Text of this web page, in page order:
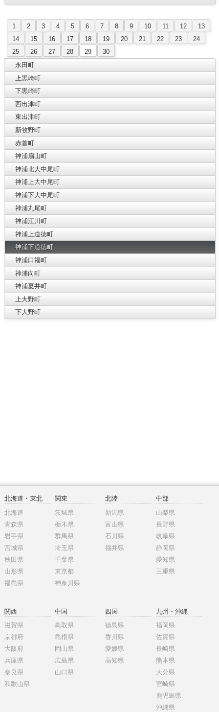
1 2 3 4 5 6 7 8 9 10 11 12
13
14
15 16 17 18 19 20 21 22 23
24
25
26 27 28 29
30
永田町
上黒崎町
下黒崎町
西出津町
東出津町
新牧野町
赤首町
神浦扇山町
神浦北大中尾町
神浦上大中尾町
神浦下大中尾町
神浦丸尾町
神浦江川町
神浦上道徳町
神浦下道徳町
神浦口福町
神浦向町
神浦夏井町
上大野町
下大野町
北海道・東北
北海道
青森県
岩手県
宮城県
秋田県
山形県
福島県
関東
茨城県
栃木県
群馬県
埼玉県
千葉県
東京都
神奈川県
北陸
新潟県
富山県
石川県
福井県
中部
山梨県
長野県
岐阜県
静岡県
愛知県
三重県
関西
滋賀県
京都府
大阪府
兵庫県
奈良県
和歌山県
中国
鳥取県
島根県
岡山県
広島県
山口県
四国
徳島県
香川県
愛媛県
高知県
九州・沖縄
福岡県
佐賀県
長崎県
熊本県
大分県
宮崎県
鹿児島県
沖縄県